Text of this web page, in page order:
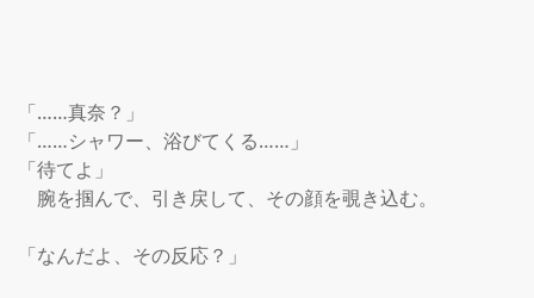
「……真奈？」
「……シャワー、浴びてくる……」
「待てよ」
腕を掴んで、引き戻して、その顔を覗き込む。
「なんだよ、その反応？」